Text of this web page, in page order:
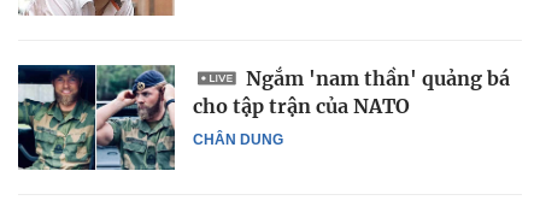
CHÂN DUNG
Ngắm 'nam thần' quảng bá
cho tập trận của NATO